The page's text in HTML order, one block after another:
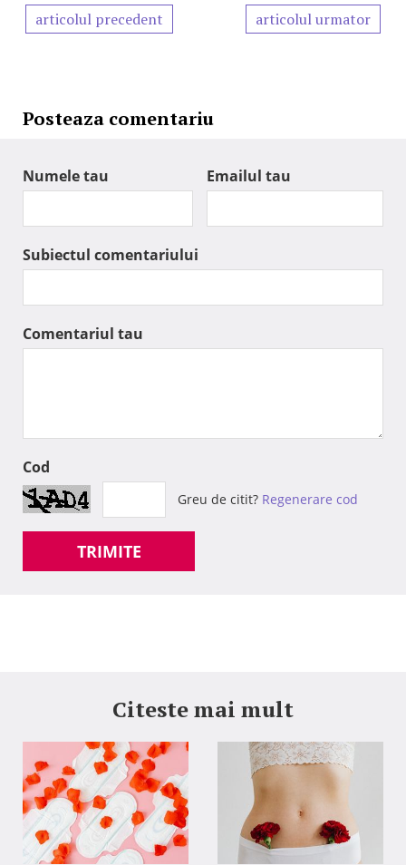
articolul precedent articolul urmator
Posteaza comentariu
Numele tau Emailul tau
Subiectul comentariului
Comentariul tau
Cod
Greu de citit? Regenerare cod
TRIMITE
Citeste mai mult